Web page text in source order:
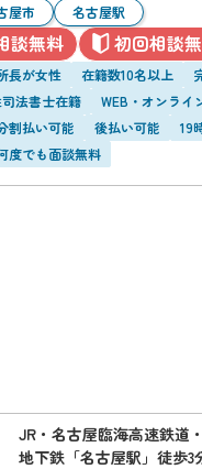
屋市 名古屋駅
談無料 初回相談
長が女性 在籍数10名以上
法書士在籍
WEB・オンライ
割払い可能 後払い可能
19
度でも面談無料
JR・名古屋臨海高速鉄道
地下鉄「名古屋駅」徒歩3